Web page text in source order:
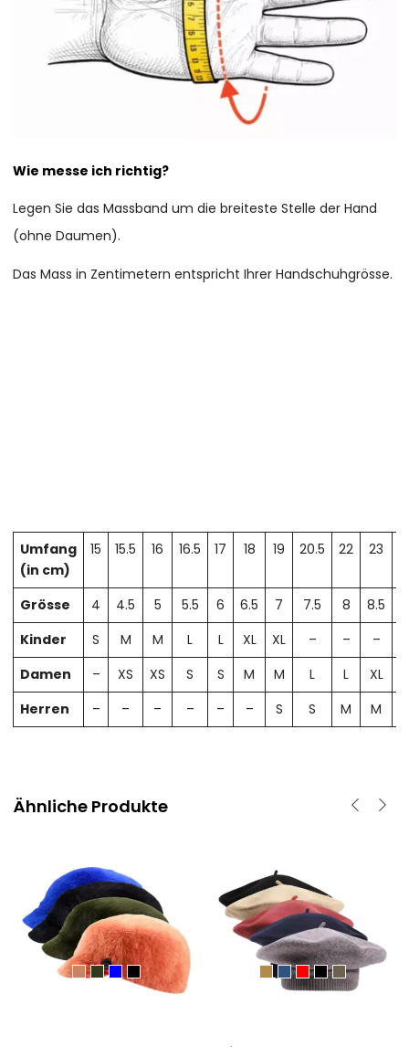
Wie messe ich richtig?
Legen Sie das Massband um die breiteste Stelle der Hand
(ohne Daumen).
Das Mass in Zentimetern entspricht Ihrer Handschuhgrösse.
Umfang
(in cm)
15 15.5 16 16.5 17 18 19 20.5 22 23
Grösse 4 4.5 5 5.5 6 6.5 7 7.5 8 8.5
Kinder
S M M L L XL XL – – –
Damen
– XS XS S S M M L L XL
Herren
– – – – – – S S M M
Ähnliche Produkte